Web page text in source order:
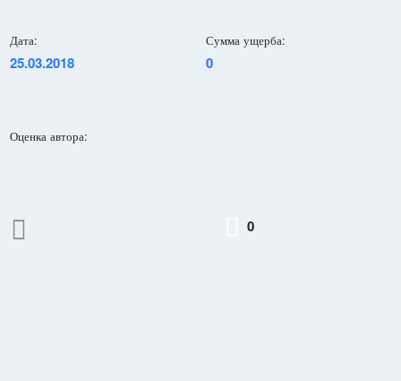
Дата:
25.03.2018
Сумма ущерба:
0
Оценка автора:
0